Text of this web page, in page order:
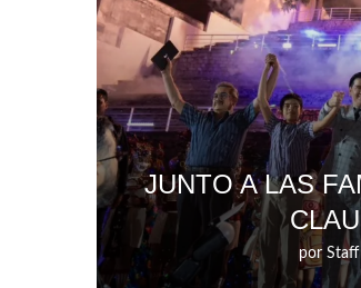
JUNTO A LAS
por Staff